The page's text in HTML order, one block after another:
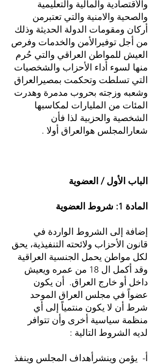
والأقتصادية والمالية والتعليمية
والصحية والامنية والتي تعتبرمن
أركان ومقومات الدولة الحديثة وذلك
من أجل توفيرالأمن والخدمات وفرص
العيش للمواطن العراقي والتي حُرم
منها لسوء أداء الأحزاب والشخصيات
التي تسلطت وتحكمت بمصيرالعراق
وشعبه وزجته بحروب مدمرة وهدرت
المئات من المليارات لمكاسبها
الشخصية والحزبية لذا فأن
شعارالمجلس هوالعراق أولا .
الباب الأول / العضوية
المادة 1: شروط العضوية
إضافة إلى الشروط الواردة في
قانون الأحزاب ولائحته التنفيذية، يحق
لكل مواطن يحمل الجنسية العراقية
وقد أكمل ال 18 من عمره ويعيش
داخل أو خارج العراق. أن يكون
عضواً في مجلس العراق الموحد
شرط أن لا يكون منتمياً إلى أي
منظمة سياسية أخرى وأن تتوافر
لديه الشروط التالية :
أ- يؤمن وينشرأهداف المجلس وينفذ